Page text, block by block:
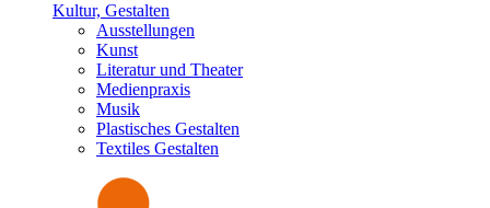
Kultur, Gestalten
Ausstellungen
Kunst
Literatur und Theater
Medienpraxis
Musik
Plastisches Gestalten
Textiles Gestalten